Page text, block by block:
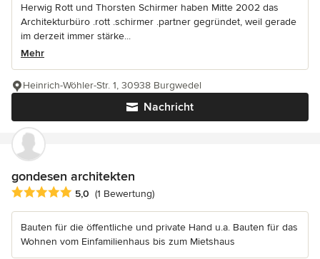
Herwig Rott und Thorsten Schirmer haben Mitte 2002 das
Architekturbüro .rott .schirmer .partner gegründet, weil gerade
im derzeit immer stärke...
Mehr
Nachricht
Heinrich-Wöhler-Str. 1, 30938 Burgwedel
gondesen architekten
Durchschnittliche Bewertung: 5 von 5 Sternen
5,0 (1 Bewertung)
Bauten für die öffentliche und private Hand u.a. Bauten für das
Wohnen vom Einfamilienhaus bis zum Mietshaus